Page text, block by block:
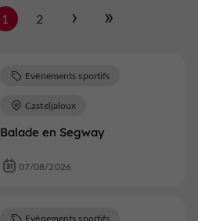
1 2
Balade en Segway
Evènements sportifs
Casteljaloux
07/08/2026
Evènements sportifs